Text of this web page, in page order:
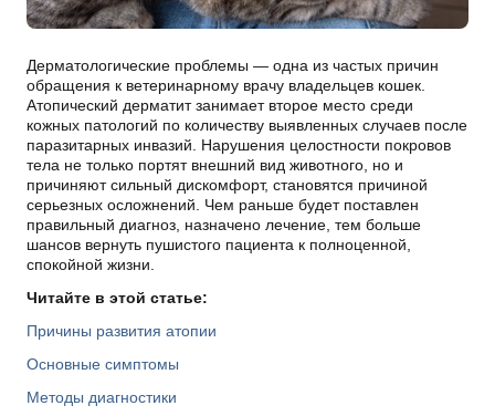
Дерматологические проблемы — одна из частых причин
обращения к ветеринарному врачу владельцев кошек.
Атопический дерматит занимает второе место среди
кожных патологий по количеству выявленных случаев после
паразитарных инвазий. Нарушения целостности покровов
тела не только портят внешний вид животного, но и
причиняют сильный дискомфорт, становятся причиной
серьезных осложнений. Чем раньше будет поставлен
правильный диагноз, назначено лечение, тем больше
шансов вернуть пушистого пациента к полноценной,
спокойной жизни.
Читайте в этой статье:
Причины развития атопии
Основные симптомы
Методы диагностики